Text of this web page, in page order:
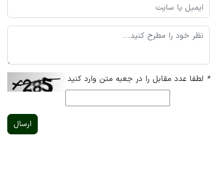
* لطفا عدد مقابل را در جعبه متن وارد کنید
ارسال